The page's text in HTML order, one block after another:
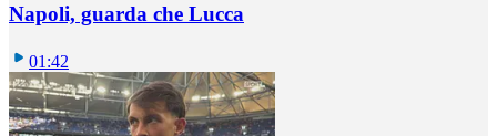
Napoli, guarda che Lucca
01:42